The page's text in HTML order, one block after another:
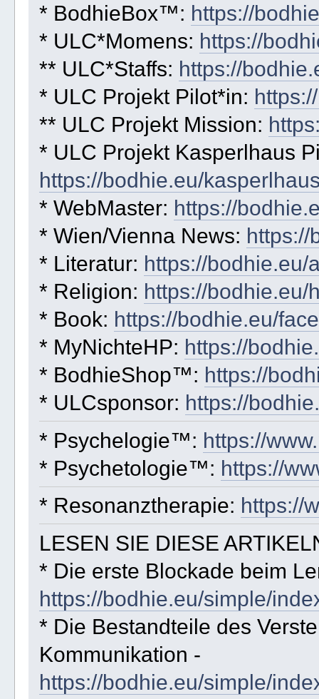
* BodhieBox™: https://
* ULC*Momens: https://
** ULC*Staffs: https://
* ULC Projekt Pilot*in:
** ULC Projekt Mission:
* ULC Projekt Kasperlhaus
https://bodhie.eu/
* WebMaster: https://
* Wien/Vienna News: https://
* Literatur: https://bodhie.eu/
* Religion: https://bodhie.eu/
* Book: https://bodhie.eu/
* MyNichteHP: https://
* BodhieShop™: https://
* ULCsponsor: https://
* Psychelogie™: https://
* Psychetologie™: https://
* Resonanztherapie: https://
LESEN SIE DIESE
* Die erste Blockade beim
https://bodhie.eu/simple/
* Die Bestandteile des
Kommunikation -
https://bodhie.eu/simple/